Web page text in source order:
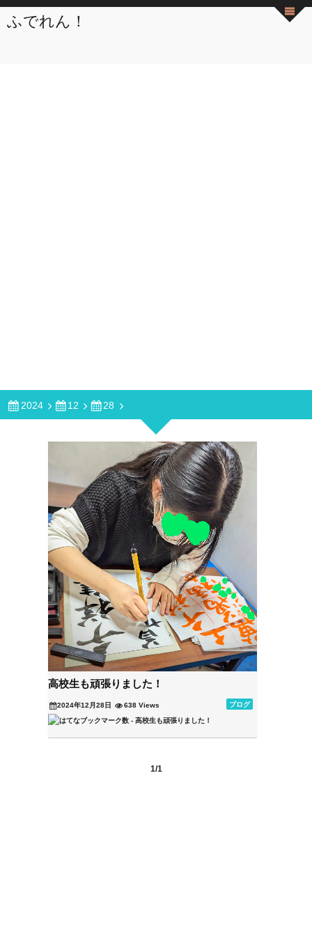
ふでれん！
2024 12 28
高校生も頑張りました！
2024年12月28日 ブログ
638 Views
1/1